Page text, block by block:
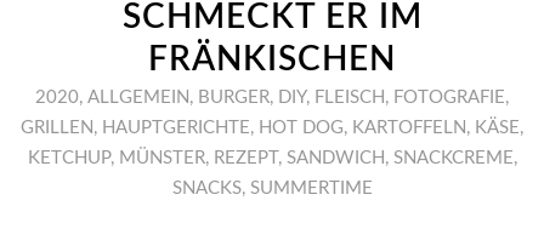
SCHMECKT ER IM
FRÄNKISCHEN
2020, ALLGEMEIN , BURGER, DIY, FLEISCH , FOTOGRAFIE,
GRILLEN , HAUPTGERICHTE, HOT DOG, KARTOFFELN , KÄSE,
KETCHUP, MÜNSTER, REZEPT , SANDWICH , SNACKCREME,
SNACKS, SUMMERTIME